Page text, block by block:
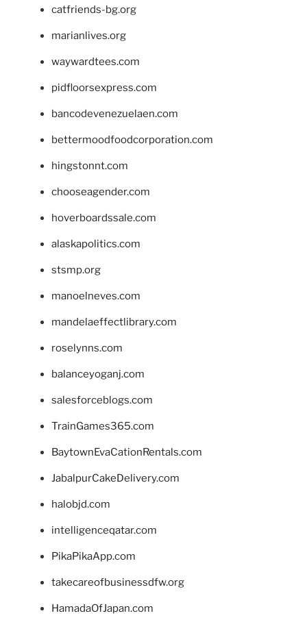
catfriends-bg.org
marianlives.org
waywardtees.com
pidfloorsexpress.com
bancodevenezuelaen.com
bettermoodfoodcorporation.com
hingstonnt.com
chooseagender.com
hoverboardssale.com
alaskapolitics.com
stsmp.org
manoelneves.com
mandelaeffectlibrary.com
roselynns.com
balanceyoganj.com
salesforceblogs.com
TrainGames365.com
BaytownEvaCationRentals.com
JabalpurCakeDelivery.com
halobjd.com
intelligenceqatar.com
PikaPikaApp.com
takecareofbusinessdfw.org
HamadaOfJapan.com